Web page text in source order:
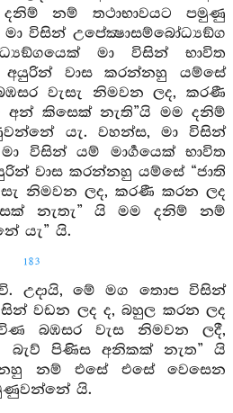
නම් තථාභාවයට පමුණු
විසින් උපේක්‍ෂාසම්බෝධ්‍යඞ්ග
මා විසින් භාවිත
වාස කරන්නහු යම්සේ
වැසැ නිමවන ලද, කරණී
අන් කිසෙක් නැති”යි මම දනිම්
යැ. වහන්ස, මා විසින්
විසින් යම් මාර්‍ගයෙක් භාවිත
වාස කරන්නහු යම්සේ “ජාති
නිමවන ලද, කරණී කරන ලද
නැතැ” යි මම දනිම් නම්
යැ” යි.
183
උදායි, මේ මග තොප විසින්
වඩන ලද ද, බහුල කරන ලද
බඹසර වැස නිමවන ලදී,
බැව් පිණිස අනිකක් නැත” යි
නම් එසේ එසේ වෙසෙන
යි.